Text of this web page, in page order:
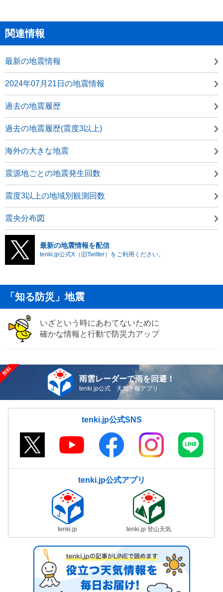
関連情報
最新の地震情報
2024年07月21日の地震情報
過去の地震履歴
過去の地震履歴(震度3以上)
海外の大きな地震
震源地ごとの地震発生回数
震度3以上の地域別観測回数
震央分布図
最新の地震情報を配信
tenki.jp公式X（旧Twitter）をご利用ください。
「知る防災」地震
いざという時にあわてないために
確かな情報と行動で防災力アップ
雨雲レーダーで雨を回避！
tenki.jp公式 天気予報アプリ
tenki.jp公式SNS
tenki.jp公式アプリ
tenki.jp tenki.jp 登山天気